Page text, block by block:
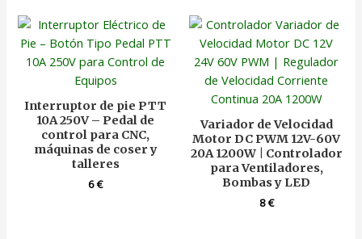
Interruptor de pie PTT
10A 250V – Pedal de
control para CNC,
máquinas de coser y
talleres
6€
Variador de Velocidad
Motor DC PWM 12V-60V
20A 1200W | Controlador
para Ventiladores,
Bombas y LED
8€